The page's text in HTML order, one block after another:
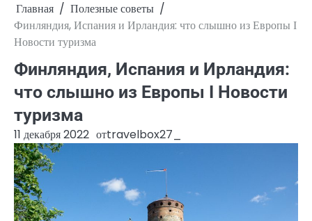
Главная
Полезные советы
Финляндия, Испания и Ирландия: что слышно из Европы Ӏ
Новости туризма
Финляндия, Испания и Ирландия:
что слышно из Европы Ӏ Новости
туризма
11 декабря 2022 отtravelbox27_